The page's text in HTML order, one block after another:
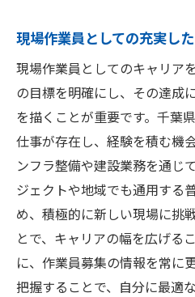
現場仕事でのキャリア
なステップ
キャリアアップの
現場作業員から管
自己啓発を通じた
業界内での転職を
略
人脈作りと情報収集
キャリアアップに
方
現場作業員としての充実し
現場作業員としてのキャリア
の目標を明確にし、その達成
を描くことが重要です。千葉
仕事が存在し、経験を積む機
ンフラ整備や建設業務を通じ
ジェクトや地域でも通用する
め、積極的に新しい現場に挑
とで、キャリアの幅を広げる
に、作業員募集の情報を常に
把握することで、自分に最適